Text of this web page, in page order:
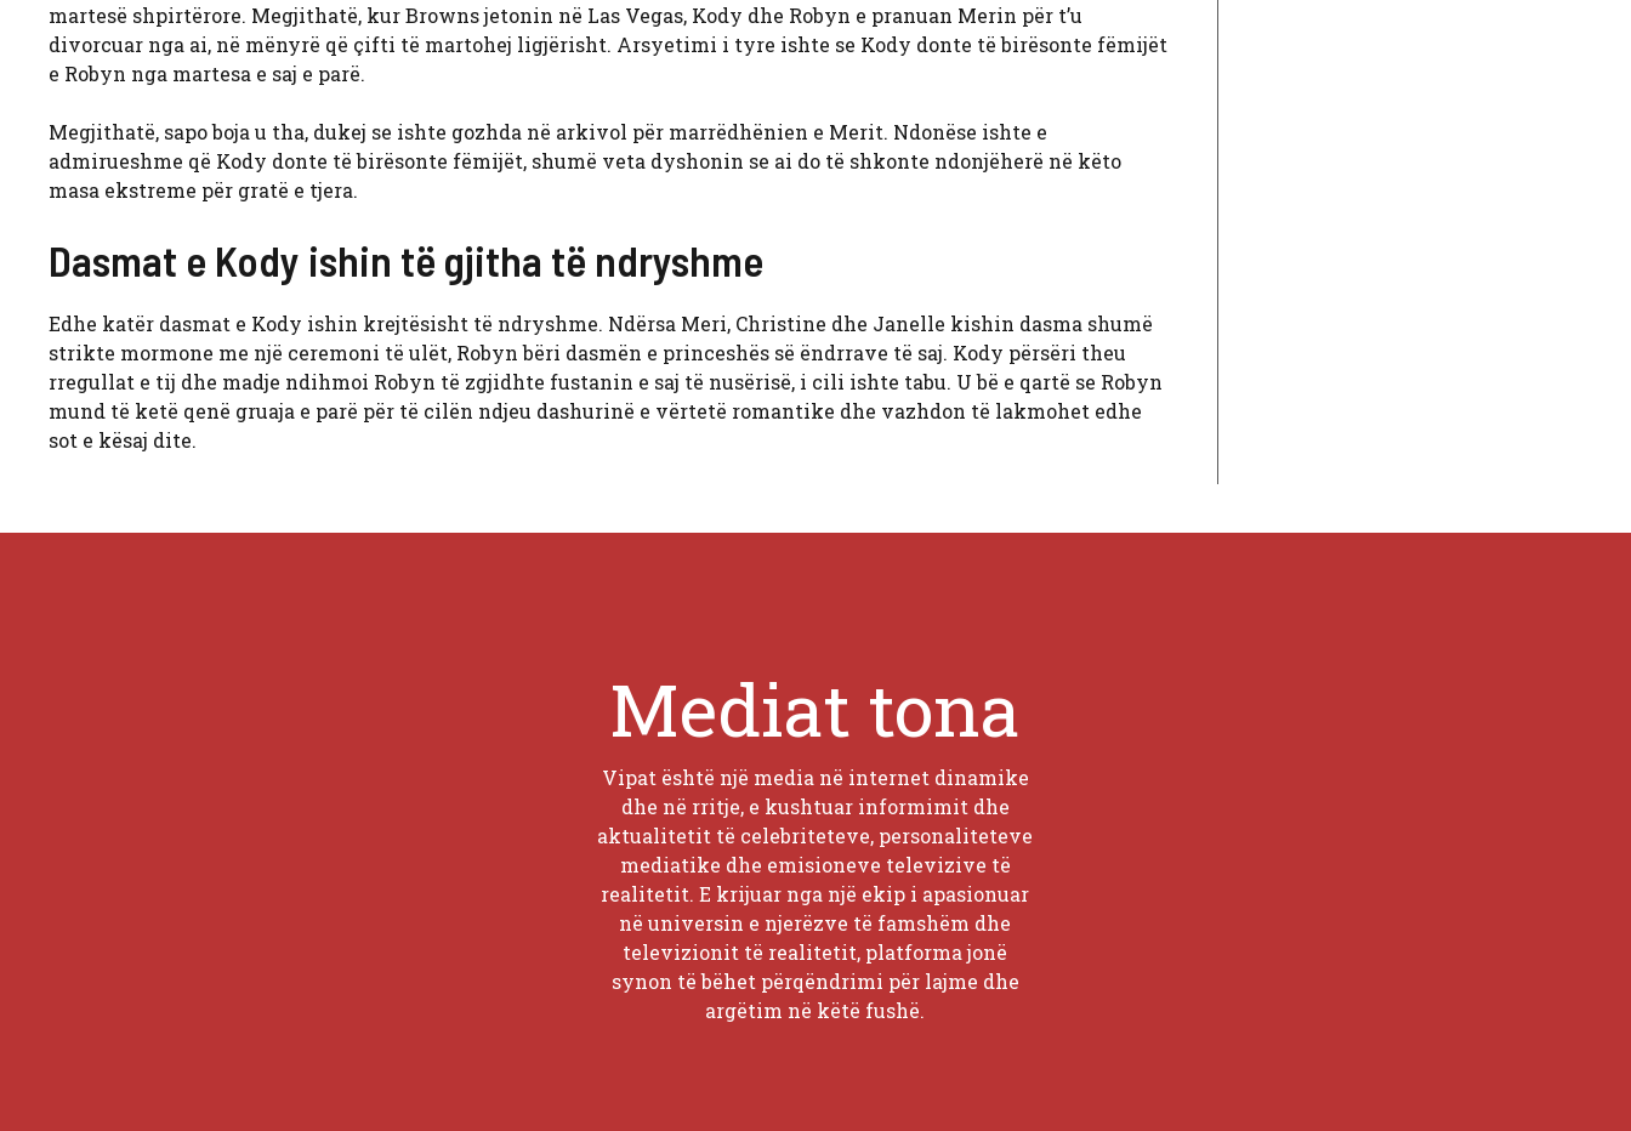
martesë shpirtërore. Megjithatë, kur Browns jetonin në Las Vegas, Kody dhe Robyn e pranuan Merin për t’u
divorcuar nga ai, në mënyrë që çifti të martohej ligjërisht. Arsyetimi i tyre ishte se Kody donte të birësonte fëmijët
e Robyn nga martesa e saj e parë.
Megjithatë, sapo boja u tha, dukej se ishte gozhda në arkivol për marrëdhënien e Merit. Ndonëse ishte e
admirueshme që Kody donte të birësonte fëmijët, shumë veta dyshonin se ai do të shkonte ndonjëherë në këto
masa ekstreme për gratë e tjera.
Dasmat e Kody ishin të gjitha të ndryshme
Edhe katër dasmat e Kody ishin krejtësisht të ndryshme. Ndërsa Meri, Christine dhe Janelle kishin dasma shumë
strikte mormone me një ceremoni të ulët, Robyn bëri dasmën e princeshës së ëndrrave të saj. Kody përsëri theu
rregullat e tij dhe madje ndihmoi Robyn të zgjidhte fustanin e saj të nusërisë, i cili ishte tabu. U bë e qartë se Robyn
mund të ketë qenë gruaja e parë për të cilën ndjeu dashurinë e vërtetë romantike dhe vazhdon të lakmohet edhe
sot e kësaj dite.
Mediat tona
Vipat është një media në internet dinamike
dhe në rritje, e kushtuar informimit dhe
aktualitetit të celebriteteve, personaliteteve
mediatike dhe emisioneve televizive të
realitetit. E krijuar nga një ekip i apasionuar
në universin e njerëzve të famshëm dhe
televizionit të realitetit, platforma jonë
synon të bëhet përqëndrimi për lajme dhe
argëtim në këtë fushë.